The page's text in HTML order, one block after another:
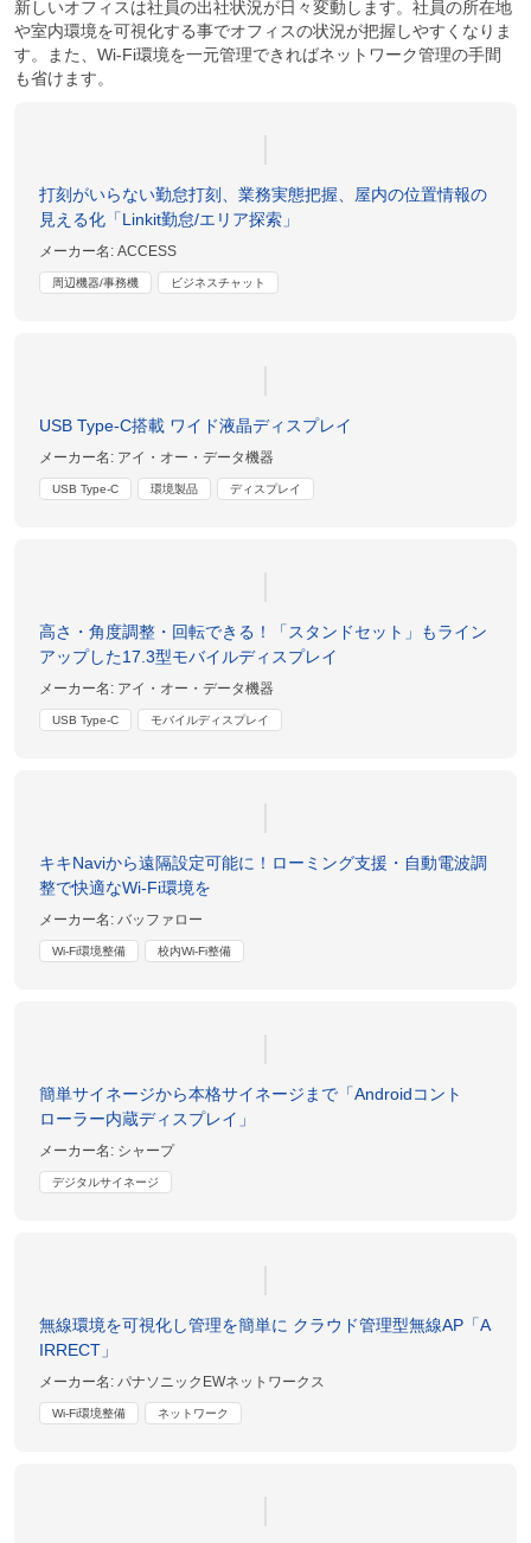
新しいオフィスは社員の出社状況が日々変動します。社員の所在地
や室内環境を可視化する事でオフィスの状況が把握しやすくなりま
す。また、Wi-Fi環境を一元管理できればネットワーク管理の手間
も省けます。
打刻がいらない勤怠打刻、業務実態把握、屋内の位置情報の
見える化「Linkit勤怠/エリア探索」
メーカー名:ACCESS
周辺機器/事務機 ビジネスチャット
USB Type-C搭載 ワイド液晶ディスプレイ
メーカー名: アイ・オー・データ機器
USB Type-C 環境製品 ディスプレイ
高さ・角度調整・回転できる！「スタンドセット」もライン
アップした17.3型モバイルディスプレイ
メーカー名: アイ・オー・データ機器
USB Type-C モバイルディスプレイ
キキNaviから遠隔設定可能に！ローミング支援・自動電波調
整で快適なWi-Fi環境を
メーカー名:バッファロー
Wi-Fi環境整備 校内Wi-Fi整備
簡単サイネージから本格サイネージまで「Androidコント
ローラー内蔵ディスプレイ」
メーカー名: シャープ
デジタルサイネージ
無線環境を可視化し管理を簡単に クラウド管理型無線AP「A
IRRECT」
メーカー名:パナソニックEWネットワークス
Wi-Fi環境整備 ネットワーク